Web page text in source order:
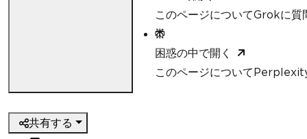
このページについてGrokに質
困惑の中で開く
このページについて
共有する